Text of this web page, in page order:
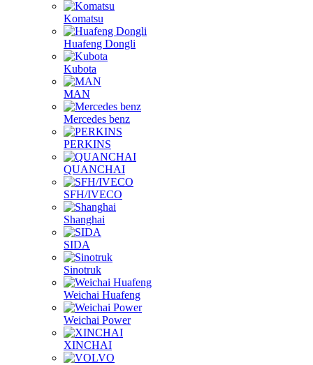
Komatsu
Huafeng Dongli
Kubota
MAN
Mercedes benz
PERKINS
QUANCHAI
SFH/IVECO
Shanghai
SIDA
Sinotruk
Weichai Huafeng
Weichai Power
XINCHAI